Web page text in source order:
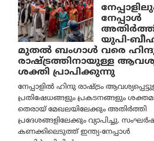
നേപ്പാൾ
യുപി-
മുതൽ ബംഗാൾ വരെ
രാഷ്ട്രത്തിനായുള്ള
ശക്തി പ്രാപിക്കുന്നു
നേപ്പാളിൽ ഹിന്ദു രാഷ്ട്രം
പ്രതിഷേധങ്ങളും പ്രകടനങ്ങളും
തെരായ് മേഖലയിലേക്കും അതിർത്തി
പ്രദേശങ്ങളിലേക്കും വ്യാപിച്ചു.
കണക്കിലെടുത്ത് ഇന്ത്യ-നേപ്പാൾ